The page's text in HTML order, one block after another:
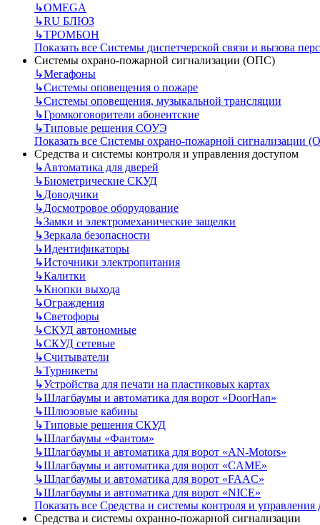
↳OMEGA
↳RU БЛЮЗ
↳ТРОМБОН
Показать все Системы диспетчерской связи и вызова
Системы охрано-пожарной сигнализации (ОПС)
↳Мегафоны
↳Системы оповещения о пожаре
↳Системы оповещения, музыкальной трансляции
↳Громкоговорители абонентские
↳Типовые решения СОУЭ
Показать все Системы охрано-пожарной сигнализации
Средства и системы контроля и управления доступом
↳Автоматика для дверей
↳Биометрические СКУД
↳Доводчики
↳Досмотровое оборудование
↳Замки и электромеханические защелки
↳Зеркала безопасности
↳Идентификаторы
↳Источники электропитания
↳Калитки
↳Кнопки выхода
↳Ограждения
↳Светофоры
↳СКУД автономные
↳СКУД сетевые
↳Считыватели
↳Турникеты
↳Устройства для печати на пластиковых картах
↳Шлагбаумы и автоматика для ворот «DoorHan»
↳Шлюзовые кабины
↳Типовые решения СКУД
↳Шлагбаумы «Фантом»
↳Шлагбаумы и автоматика для ворот «AN-Motors»
↳Шлагбаумы и автоматика для ворот «CAME»
↳Шлагбаумы и автоматика для ворот «FAAC»
↳Шлагбаумы и автоматика для ворот «NICE»
Показать все Средства и системы контроля и управления
Средства и системы охранно-пожарной сигнализации